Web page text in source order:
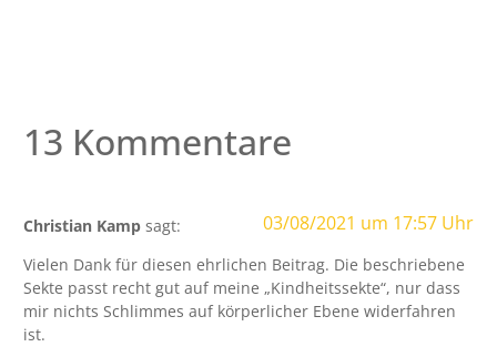
13 Kommentare
Christian Kamp sagt: 03/08/2021 um 17:57 Uhr
Vielen Dank für diesen ehrlichen Beitrag. Die beschriebene
Sekte passt recht gut auf meine „Kindheitssekte“, nur dass
mir nichts Schlimmes auf körperlicher Ebene widerfahren
ist.